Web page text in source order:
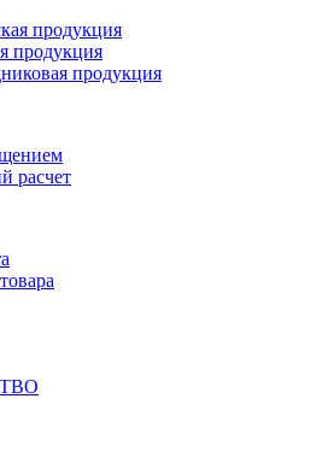
продукция
продукция
продукция
расчет